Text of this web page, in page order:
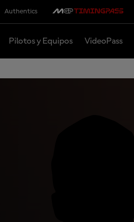
Authentics
Pilotos y Equipos VideoPass